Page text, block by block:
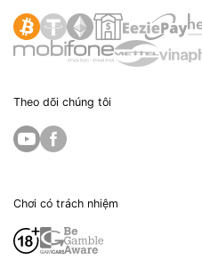
Theo dõi chúng tôi
Chơi có trách nhiệm